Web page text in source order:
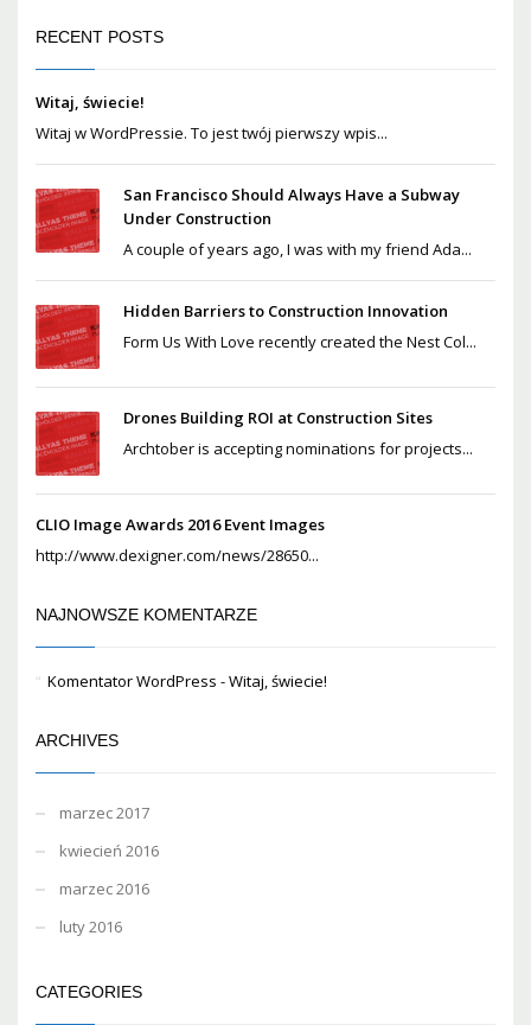
RECENT POSTS
Witaj, świecie!
Witaj w WordPressie. To jest twój pierwszy wpis...
San Francisco Should Always Have a Subway
Under Construction
A couple of years ago, I was with my friend Ada...
Hidden Barriers to Construction Innovation
Form Us With Love recently created the Nest Col...
Drones Building ROI at Construction Sites
Archtober is accepting nominations for projects...
CLIO Image Awards 2016 Event Images
http://www.dexigner.com/news/28650...
NAJNOWSZE KOMENTARZE
Komentator WordPress -Witaj, świecie!
ARCHIVES
marzec 2017
kwiecień 2016
marzec 2016
luty 2016
CATEGORIES